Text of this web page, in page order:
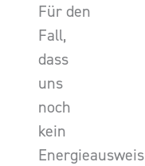
Für den
Fall,
dass
uns
noch
kein
Energieausweis